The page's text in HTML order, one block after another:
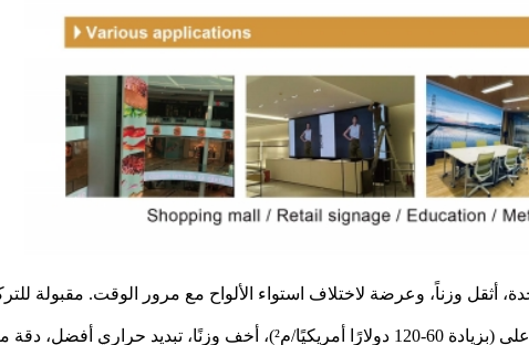
أثقل وزناً، وعرضة لاختلاف استواء الألواح مع مرور الوقت. مقبولة
- تكلفة الوحدة أعلى (بزيادة 60-120 دولارًا أمريكيًا/م²)، أخف